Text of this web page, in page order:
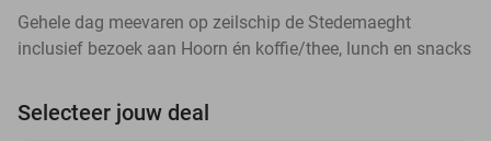
Gehele dag meevaren op zeilschip de Stedemaeght
inclusief bezoek aan Hoorn én koffie/thee, lunch en snacks
Selecteer jouw deal